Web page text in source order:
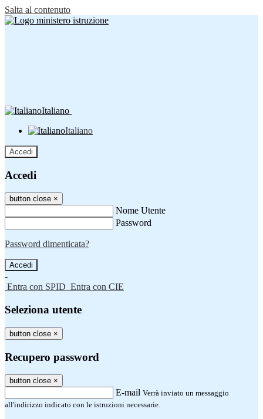
Salta al contenuto
Italiano
Italiano
Accedi
Accedi
button close ×
Nome Utente
Password
Password dimenticata?
-
Entra con SPID Entra con CIE
Seleziona utente
button close ×
Recupero password
button close ×
E-mail Verrà inviato un messaggio
all'indirizzo indicato con le istruzioni necessarie.